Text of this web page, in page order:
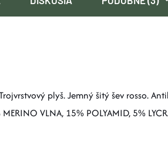
plyš. Jemný šitý šev rosso.
MERINO VLNA, 15% POLYAMID, 5%